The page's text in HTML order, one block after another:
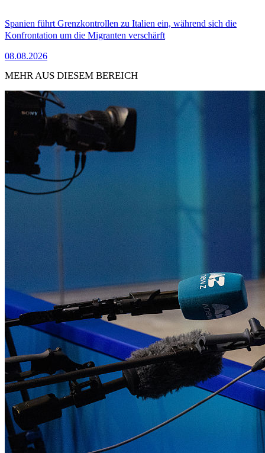
Spanien führt Grenzkontrollen zu Italien ein, während sich die
Konfrontation um die Migranten verschärft
08.08.2026
MEHR AUS DIESEM BEREICH